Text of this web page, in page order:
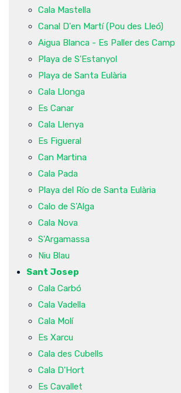
Cala Mastella
Canal D'en Martí (Pou des Lleó)
Aigua Blanca - Es Paller des Camp
Playa de S'Estanyol
Playa de Santa Eulària
Cala Llonga
Es Canar
Cala Llenya
Es Figueral
Can Martina
Cala Pada
Playa del Río de Santa Eulària
Calo de S'Alga
Cala Nova
S'Argamassa
Niu Blau
Sant Josep
Cala Carbó
Cala Vadella
Cala Molí
Es Xarcu
Cala des Cubells
Cala D'Hort
Es Cavallet